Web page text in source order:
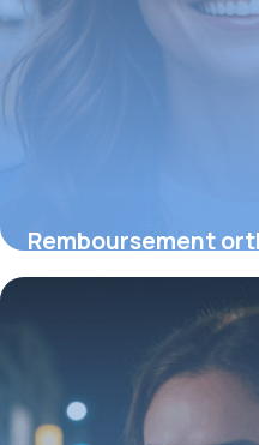
Remboursement
que vous devez